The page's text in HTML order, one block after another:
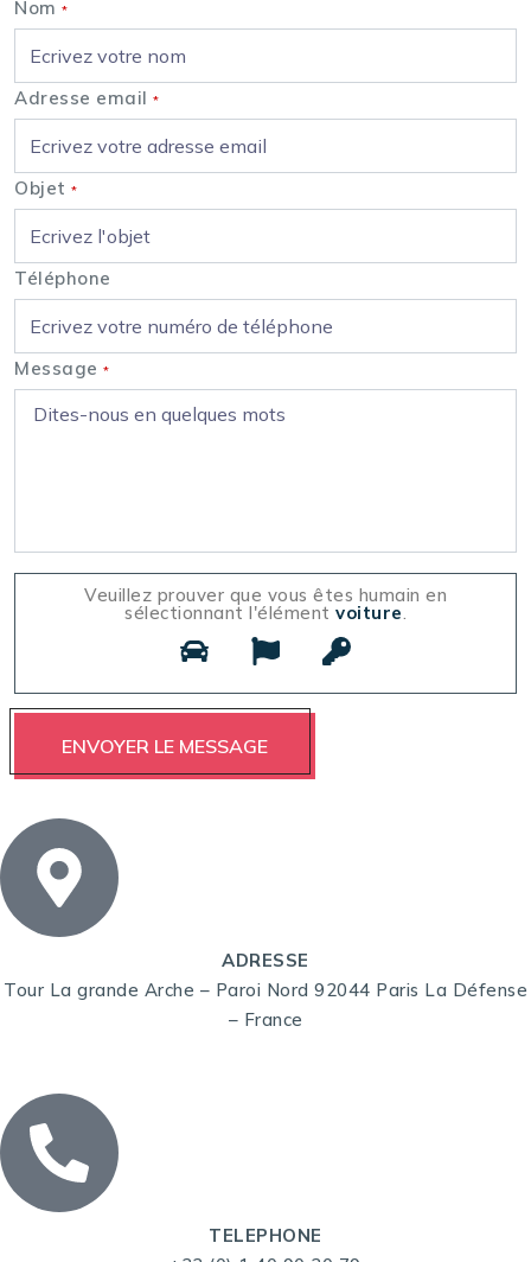
Nom *
Adresse email *
Objet *
Téléphone
Message *
Veuillez prouver que vous êtes humain en
sélectionnant l'élément voiture.
ADRESSE
Tour La grande Arche – Paroi Nord 92044 Paris La Défense
– France
TELEPHONE